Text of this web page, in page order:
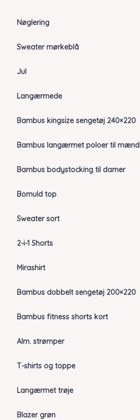
Nøglering
Sweater mørkeblå
Jul
Langærmede
Bambus kingsize sengetøj 240×220
Bambus langærmet poloer til mænd
Bambus bodystocking til damer
Bomuld top
Sweater sort
2-i-1 Shorts
Mirashirt
Bambus dobbelt sengetøj 200×220
Bambus fitness shorts kort
Alm. strømper
T-shirts og toppe
Langærmet trøje
Blazer grøn